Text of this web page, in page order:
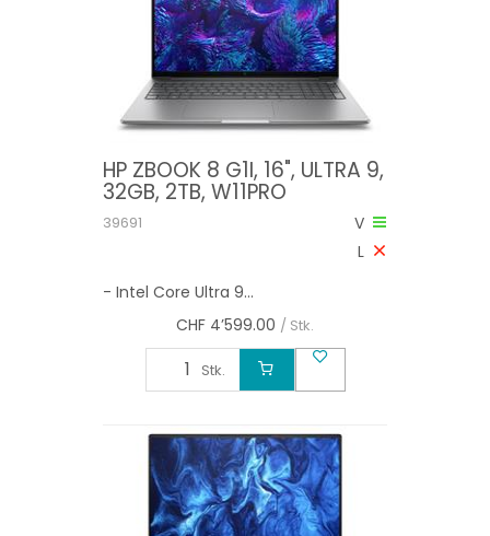
HP ZBOOK 8 G1I, 16", ULTRA 9,
32GB, 2TB, W11PRO
V
L
39691
- Intel Core Ultra 9...
CHF 4’599.00 / Stk.
Stk.